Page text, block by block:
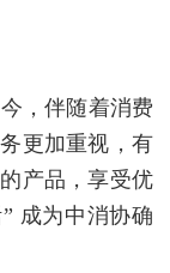
，伴随着消费
更加重视，有
产品，享受优
成为中消协确